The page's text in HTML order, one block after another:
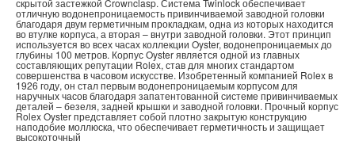
скрытой застежкой Crownclasp. Система Twinlock обеспечивает
отличную водонепроницаемость привинчиваемой заводной головки
благодаря двум герметичным прокладкам, одна из которых находится
во втулке корпуса, а вторая – внутри заводной головки. Этот принцип
используется во всех часах коллекции Oyster, водонепроницаемых до
глубины 100 метров. Корпус Oyster является одной из главных
составляющих репутации Rolex, став для многих стандартом
совершенства в часовом искусстве. Изобретенный компанией Rolex в
1926 году, он стал первым водонепроницаемым корпусом для
наручных часов благодаря запатентованной системе привинчиваемых
деталей – безеля, задней крышки и заводной головки. Прочный корпус
Rolex Oyster представляет собой плотно закрытую конструкцию
наподобие моллюска, что обеспечивает герметичность и защищает
высокоточный